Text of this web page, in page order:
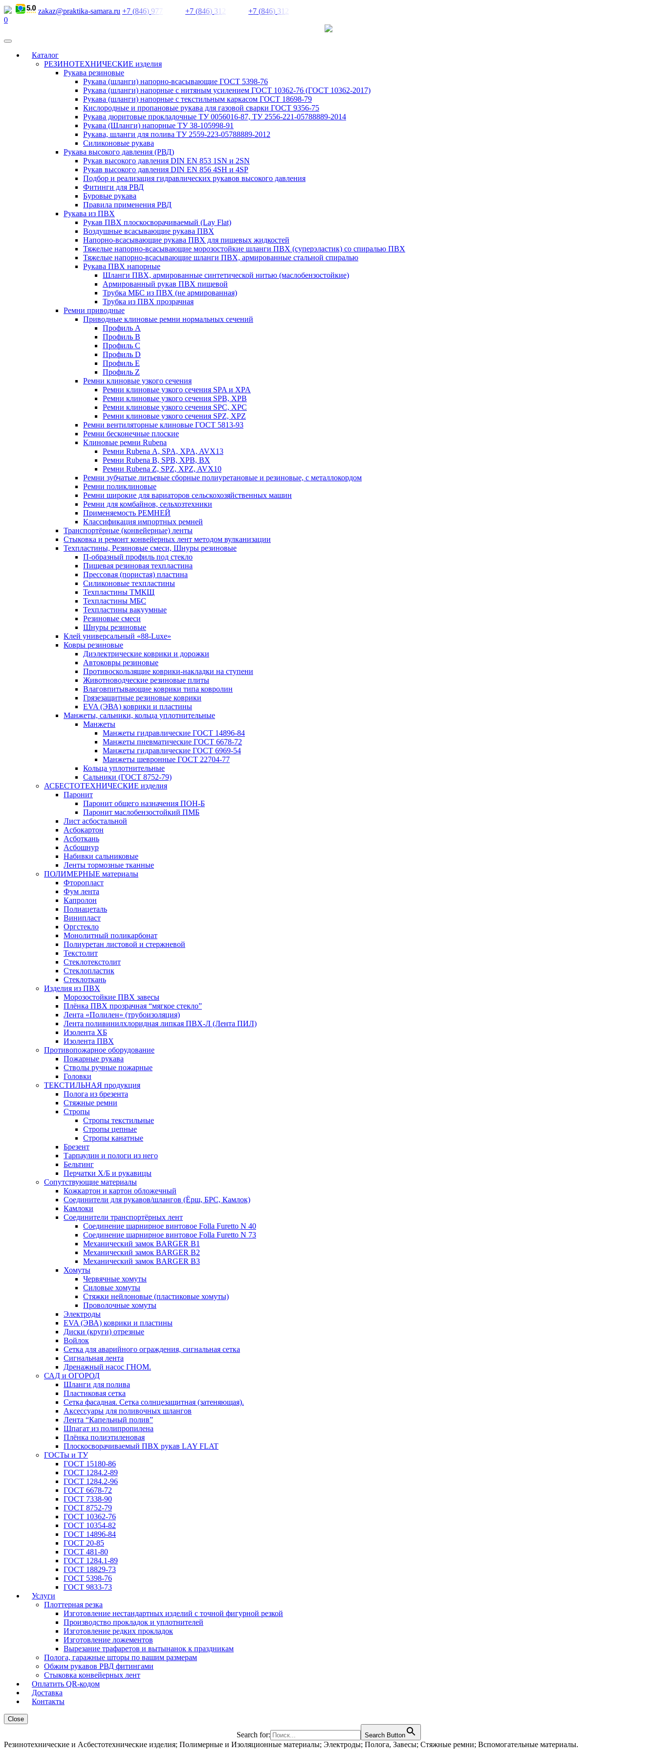
zakaz@praktika-samara.ru +7 (846) 977 +7 (846) 31 +7 (846) 31
0
Каталог
РЕЗИНОТЕХНИЧЕСКИЕ изделия
Рукава резиновые
Рукава (шланги) напорно-всасывающие ГОСТ 5398-76
Рукава (шланги) напорные с нитяным усилением ГОСТ 10362-76 (ГОСТ 10362-2017)
Рукава (шланги) напорные с текстильным каркасом ГОСТ 18698-79
Кислородные и пропановые рукава для газовой сварки ГОСТ 9356-75
Рукава дюритовые прокладочные ТУ 0056016-87, ТУ 2556-221-05788889-2014
Рукава (Шланги) напорные ТУ 38-105998-91
Рукава, шланги для полива ТУ 2559-223-05788889-2012
Силиконовые рукава
Рукава высокого давления (РВД)
Рукав высокого давления DIN EN 853 1SN и 2SN
Рукав высокого давления DIN EN 856 4SH и 4SP
Подбор и реализация гидравлических рукавов высокого давления
Фитинги для РВД
Буровые рукава
Правила применения РВД
Рукава из ПВХ
Рукав ПВХ плоскосворачиваемый (Lay Flat)
Воздушные всасывающие рукава ПВХ
Напорно-всасывающие рукава ПВХ для пищевых жидкостей
Тяжелые напорно-всасывающие морозостойкие шланги ПВХ (суперэластик) со спиралью ПВХ
Тяжелые напорно-всасывающие шланги ПВХ, армированные стальной спиралью
Рукава ПВХ напорные
Шланги ПВХ, армированные синтетической нитью (маслобензостойкие)
Армированный рукав ПВХ пищевой
Трубка МБС из ПВХ (не армированная)
Трубка из ПВХ прозрачная
Ремни приводные
Приводные клиновые ремни нормальных сечений
Профиль A
Профиль B
Профиль C
Профиль D
Профиль E
Профиль Z
Ремни клиновые узкого сечения
Ремни клиновые узкого сечения SPA и XPA
Ремни клиновые узкого сечения SPB, XPB
Ремни клиновые узкого сечения SPC, XPC
Ремни клиновые узкого сечения SPZ, XPZ
Ремни вентиляторные клиновые ГОСТ 5813-93
Ремни бесконечные плоские
Клиновые ремни Rubena
Ремни Rubena А, SPA, XPA, AVX13
Ремни Rubena В, SPВ, ХPВ, ВХ
Ремни Rubena Z, SPZ, XPZ, AVX10
Ремни зубчатые литьевые сборные полиуретановые и резиновые, с металлокордом
Ремни поликлиновые
Ремни широкие для вариаторов сельскохозяйственных машин
Ремни для комбайнов, сельхозтехники
Применяемость РЕМНЕЙ
Классификация импортных ремней
Транспортёрные (конвейерные) ленты
Стыковка и ремонт конвейерных лент методом вулканизации
Техпластины, Резиновые смеси, Шнуры резиновые
П-образный профиль под стекло
Пищевая резиновая техпластина
Прессовая (пористая) пластина
Силиконовые техпластины
Техпластины ТМКЩ
Техпластины МБС
Техпластины вакуумные
Резиновые смеси
Шнуры резиновые
Клей универсальный «88-Luxe»
Ковры резиновые
Диэлектрические коврики и дорожки
Автоковры резиновые
Противоскользящие коврики-накладки на ступени
Животноводческие резиновые плиты
Влаговпитывающие коврики типа ковролин
Грязезащитные резиновые коврики
EVA (ЭВА) коврики и пластины
Манжеты, сальники, кольца уплотнительные
Манжеты
Манжеты гидравлические ГОСТ 14896-84
Манжеты пневматические ГОСТ 6678-72
Манжеты гидравлические ГОСТ 6969-54
Манжеты шевронные ГОСТ 22704-77
Кольца уплотнительные
Сальники (ГОСТ 8752-79)
АСБЕСТОТЕХНИЧЕСКИЕ изделия
Паронит
Паронит общего назначения ПОН-Б
Паронит маслобензостойкий ПМБ
Лист асбостальной
Асбокартон
Асботкань
Асбошнур
Набивки сальниковые
Ленты тормозные тканные
ПОЛИМЕРНЫЕ материалы
Фторопласт
Фум лента
Капролон
Полиацеталь
Винипласт
Оргстекло
Монолитный поликарбонат
Полиуретан листовой и стержневой
Текстолит
Стеклотекстолит
Стеклопластик
Стеклоткань
Изделия из ПВХ
Морозостойкие ПВХ завесы
Плёнка ПВХ прозрачная “мягкое стекло”
Лента «Полилен» (трубоизоляция)
Лента поливинилхлоридная липкая ПВХ-Л (Лента ПИЛ)
Изолента ХБ
Изолента ПВХ
Противопожарное оборудование
Пожарные рукава
Стволы ручные пожарные
Головки
ТЕКСТИЛЬНАЯ продукция
Полога из брезента
Стяжные ремни
Стропы
Стропы текстильные
Стропы цепные
Стропы канатные
Брезент
Тарпаулин и пологи из него
Бельтинг
Перчатки Х/Б и рукавицы
Сопутствующие материалы
Кожкартон и картон обложечный
Соединители для рукавов/шлангов (Ёрш, БРС, Камлок)
Камлоки
Соединители транспортёрных лент
Соединение шарнирное винтовое Folla Furetto N 40
Соединение шарнирное винтовое Folla Furetto N 73
Механический замок BARGER B1
Механический замок BARGER B2
Механический замок BARGER B3
Хомуты
Червячные хомуты
Силовые хомуты
Стяжки нейлоновые (пластиковые хомуты)
Проволочные хомуты
Электроды
EVA (ЭВА) коврики и пластины
Диски (круги) отрезные
Войлок
Сетка для аварийного ограждения, сигнальная сетка
Сигнальная лента
Дренажный насос ГНОМ.
САД и ОГОРОД
Шланги для полива
Пластиковая сетка
Сетка фасадная. Сетка солнцезащитная (затеняющая).
Аксессуары для поливочных шлангов
Лента “Капельный полив”
Шпагат из полипропилена
Плёнка полиэтиленовая
Плоскосворачиваемый ПВХ рукав LAY FLAT
ГОСТы и ТУ
ГОСТ 15180-86
ГОСТ 1284.2-89
ГОСТ 1284.2-96
ГОСТ 6678-72
ГОСТ 7338-90
ГОСТ 8752-79
ГОСТ 10362-76
ГОСТ 10354-82
ГОСТ 14896-84
ГОСТ 20-85
ГОСТ 481-80
ГОСТ 1284.1-89
ГОСТ 18829-73
ГОСТ 5398-76
ГОСТ 9833-73
Услуги
Плоттерная резка
Изготовление нестандартных изделий с точной фигурной резкой
Производство прокладок и уплотнителей
Изготовление редких прокладок
Изготовление ложементов
Вырезание трафаретов и вытынанок к праздникам
Полога, гаражные шторы по вашим размерам
Обжим рукавов РВД фитингами
Стыковка конвейерных лент
Оплатить QR-кодом
Доставка
Контакты
Close
Search for: Search Button
Резинотехнические и Асбестотехнические изделия; Полимерные и Изоляционные материалы; Электроды; Полога, Завесы; Стяжные ремни; Вспомогательные материалы.